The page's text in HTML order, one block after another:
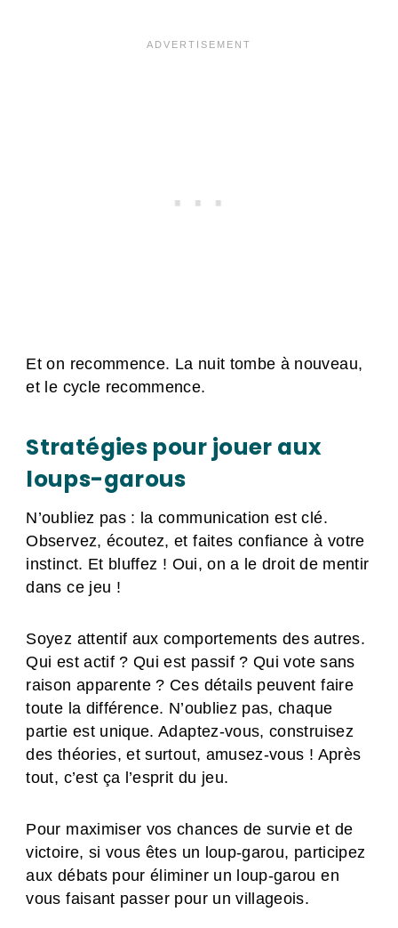
Et on recommence. La nuit tombe à nouveau,
et le cycle recommence.
Stratégies pour jouer aux
loups-garous
N’oubliez pas : la communication est clé.
Observez, écoutez, et faites confiance à votre
instinct. Et bluffez ! Oui, on a le droit de mentir
dans ce jeu !
Soyez attentif aux comportements des autres.
Qui est actif ? Qui est passif ? Qui vote sans
raison apparente ? Ces détails peuvent faire
toute la différence. N’oubliez pas, chaque
partie est unique. Adaptez-vous, construisez
des théories, et surtout, amusez-vous ! Après
tout, c’est ça l’esprit du jeu.
Pour maximiser vos chances de survie et de
victoire, si vous êtes un loup-garou, participez
aux débats pour éliminer un loup-garou en
vous faisant passer pour un villageois.